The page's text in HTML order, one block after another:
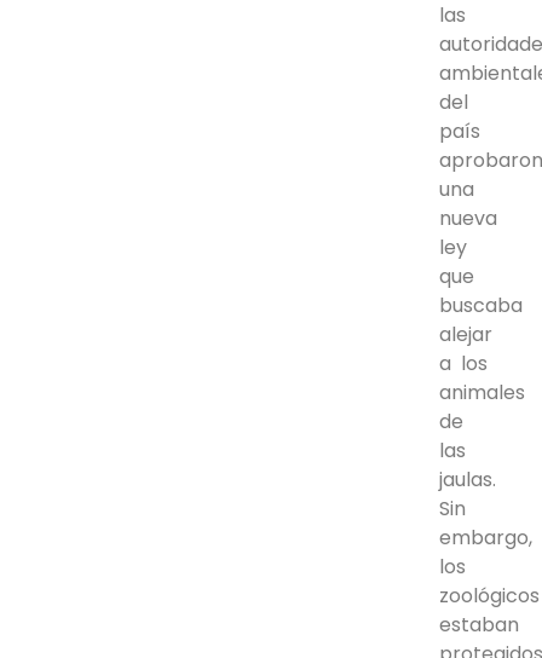
las
del
país
una
nueva
ley
que
buscaba
alejar
a los
animales
de
las
jaulas.
Sin
embargo,
los
zoológicos
estaban